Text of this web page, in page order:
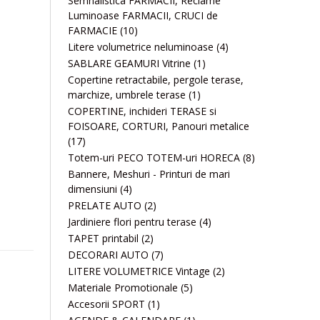
Luminoase FARMACII, CRUCI de
FARMACIE (10)
Litere volumetrice neluminoase (4)
SABLARE GEAMURI Vitrine (1)
Copertine retractabile, pergole terase,
marchize, umbrele terase (1)
COPERTINE, inchideri TERASE si
FOISOARE, CORTURI, Panouri metalice
(17)
Totem-uri PECO TOTEM-uri HORECA (8)
Bannere, Meshuri - Printuri de mari
dimensiuni (4)
PRELATE AUTO (2)
Jardiniere flori pentru terase (4)
TAPET printabil (2)
DECORARI AUTO (7)
LITERE VOLUMETRICE Vintage (2)
Materiale Promotionale (5)
Accesorii SPORT (1)